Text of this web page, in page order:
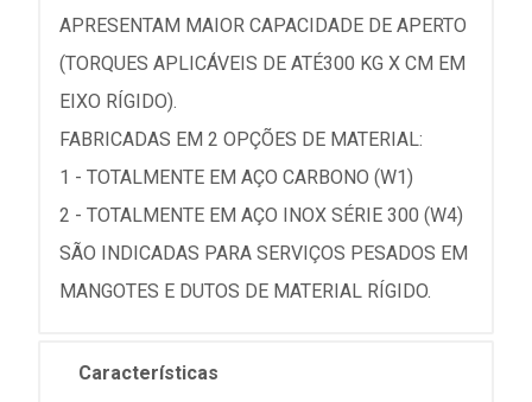
APRESENTAM MAIOR CAPACIDADE DE APERTO
(TORQUES APLICÁVEIS DE ATÉ300 KG X CM EM
EIXO RÍGIDO).
FABRICADAS EM 2 OPÇÕES DE MATERIAL:
1 - TOTALMENTE EM AÇO CARBONO (W1)
2 - TOTALMENTE EM AÇO INOX SÉRIE 300 (W4)
SÃO INDICADAS PARA SERVIÇOS PESADOS EM
MANGOTES E DUTOS DE MATERIAL RÍGIDO.
Características